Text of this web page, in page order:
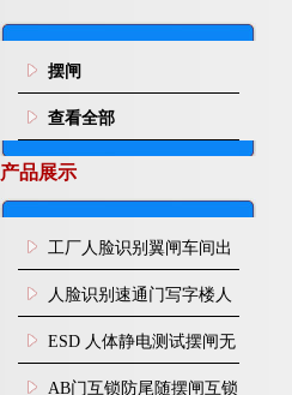
摆闸
查看全部
产品展示
工厂人脸识别翼闸车间出
入口人行通道门禁
人脸识别速通门写字楼人
行通道闸门禁设备
ESD 人体静电测试摆闸无
尘车间防静电闸机
AB门互锁防尾随摆闸互锁